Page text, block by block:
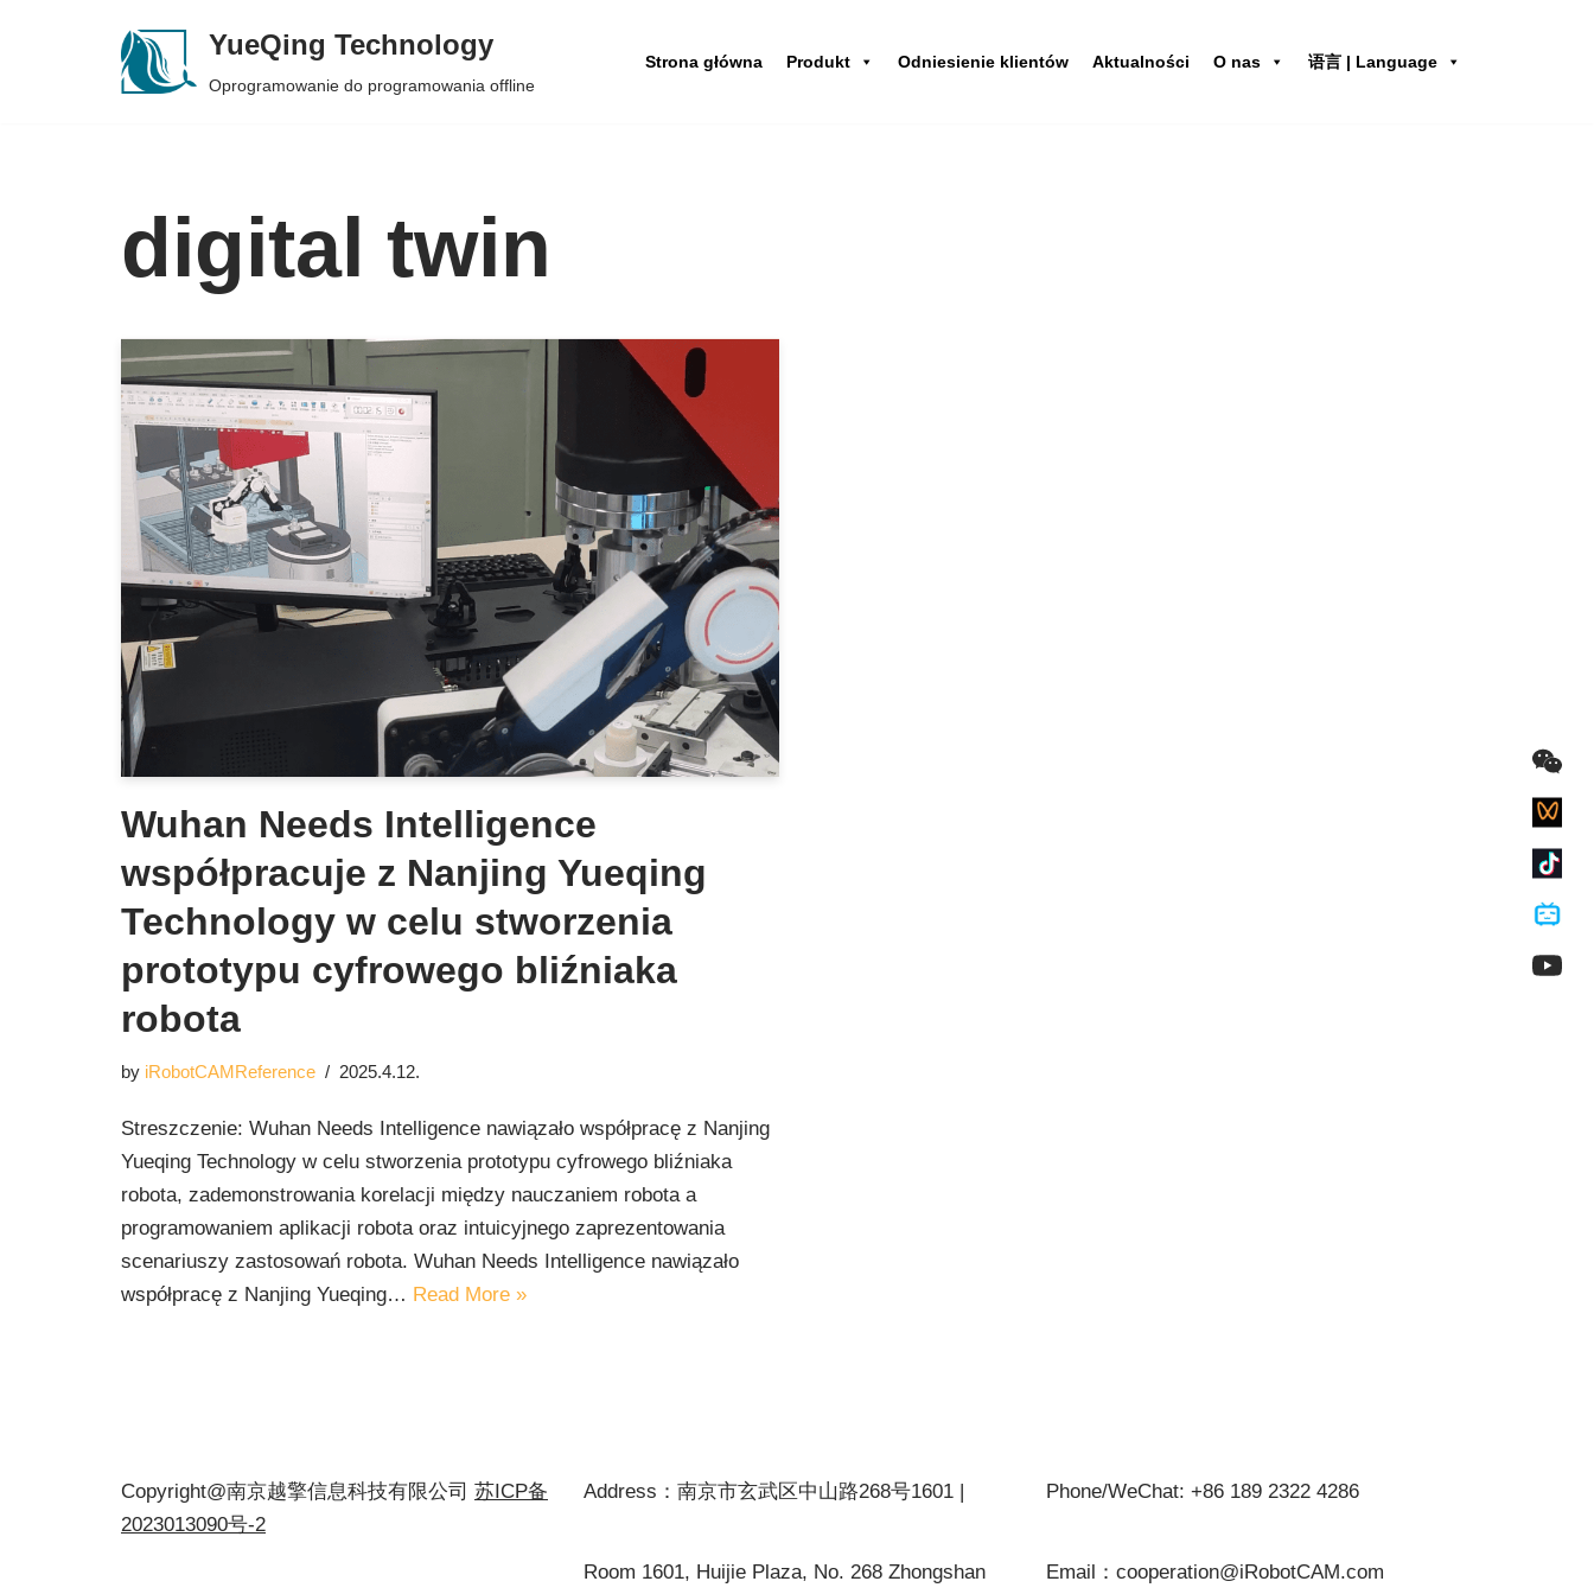
YueQing Technology
Oprogramowanie do programowania offline
Strona główna Produkt Odniesienie klientów Aktualności O nas 语言 | Language
digital twin
Wuhan Needs Intelligence
współpracuje z Nanjing Yueqing
Technology w celu stworzenia
prototypu cyfrowego bliźniaka
robota
by iRobotCAMReference 2025.4.12.
Streszczenie: Wuhan Needs Intelligence nawiązało współpracę z Nanjing
Yueqing Technology w celu stworzenia prototypu cyfrowego bliźniaka
robota, zademonstrowania korelacji między nauczaniem robota a
programowaniem aplikacji robota oraz intuicyjnego zaprezentowania
scenariuszy zastosowań robota. Wuhan Needs Intelligence nawiązało
współpracę z Nanjing Yueqing… Read More »
Copyright@南京越擎信息科技有限公司 苏ICP备
2023013090号-2
Address：南京市玄武区中山路268号1601 |
Room 1601, Huijie Plaza, No. 268 Zhongshan
Phone/WeChat: +86 189 2322 4286
Email：cooperation@iRobotCAM.com